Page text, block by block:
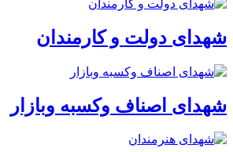
شهدای دولت و کارمندان
شهدای اصناف وکسبه وبازار